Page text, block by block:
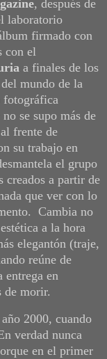
, después de
laboratorio
firmado con
con el
a finales de los
mundo de la
fotográfica
se supo más de
frente de
su trabajo en
el grupo
creados a partir de
que ver con lo
Cambia no
a la hora
elegantón (traje,
reúne de
en
de morir.
2000, cuando
n verdad nunca
en el primer